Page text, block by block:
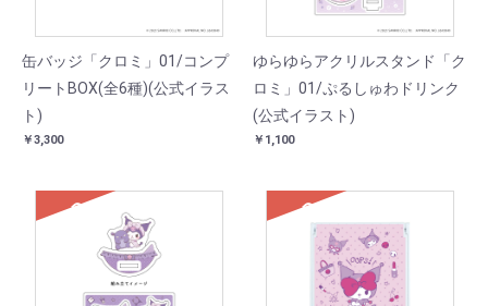
缶バッジ「クロミ」01/コンプ
リートBOX(全6種)(公式イラス
ト)
￥3,300
ゆらゆらアクリルスタンド「ク
ロミ」01/ぷるしゅわドリンク
(公式イラスト)
￥1,100
SOLD SOLD